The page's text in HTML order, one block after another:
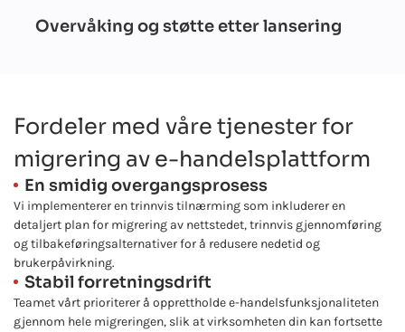
Overvåking og støtte etter lansering
Fordeler med våre tjenester for
migrering av e-handelsplattform
En smidig overgangsprosess
Vi implementerer en trinnvis tilnærming som inkluderer en
detaljert plan for migrering av nettstedet, trinnvis gjennomføring
og tilbakeføringsalternativer for å redusere nedetid og
brukerpåvirkning.
Stabil forretningsdrift
Teamet vårt prioriterer å opprettholde e-handelsfunksjonaliteten
gjennom hele migreringen, slik at virksomheten din kan fortsette